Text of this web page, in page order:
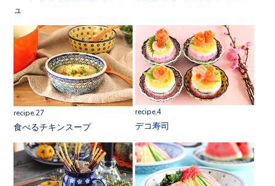
ュ
recipe.27
食べるチキンスープ
recipe.4
デコ寿司